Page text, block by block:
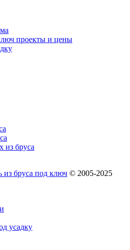
проекты и цены
из бруса
из бруса под ключ © 2005-2025
усадку